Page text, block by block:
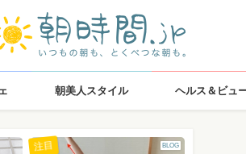
朝美人スタイル ヘルス＆ビュ
BLOG
注目